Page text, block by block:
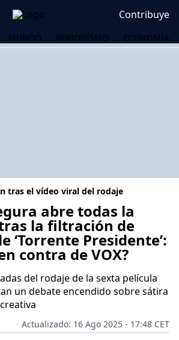
Contribuye
MUNDO PERIODISMO ECONOMÍA
tras el vídeo viral del rodaje
abre todas la
la filtración de
‘Torrente Presidente’:
contra de VOX?
del rodaje de la sexta película
un debate encendido sobre sátira
Actualizado: 16 Ago 2025 - 17:48 CET